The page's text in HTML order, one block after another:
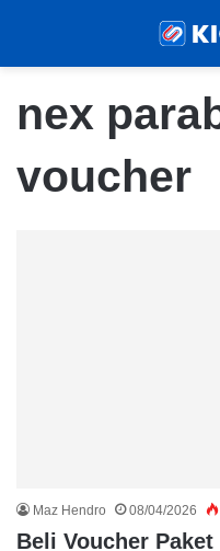
nex
voucher
Maz Hendro 08/04/2026
Beli Voucher